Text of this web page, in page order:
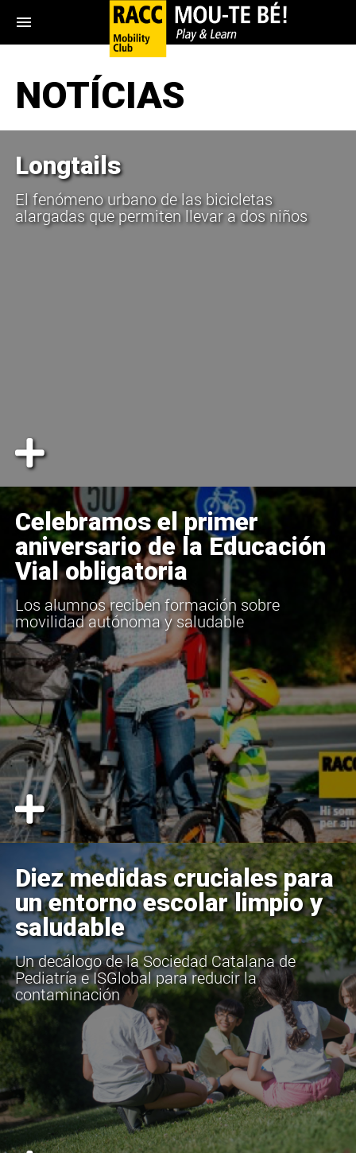
menu
NOTÍCIAS
Longtails
El fenómeno urbano de las bicicletas
alargadas que permiten llevar a dos niños
Celebramos el primer
aniversario de la Educación
Vial obligatoria
Los alumnos reciben formación sobre
movilidad autónoma y saludable
Diez medidas cruciales para
un entorno escolar limpio y
saludable
Un decálogo de la Sociedad Catalana de
Pediatría e ISGlobal para reducir la
contaminación